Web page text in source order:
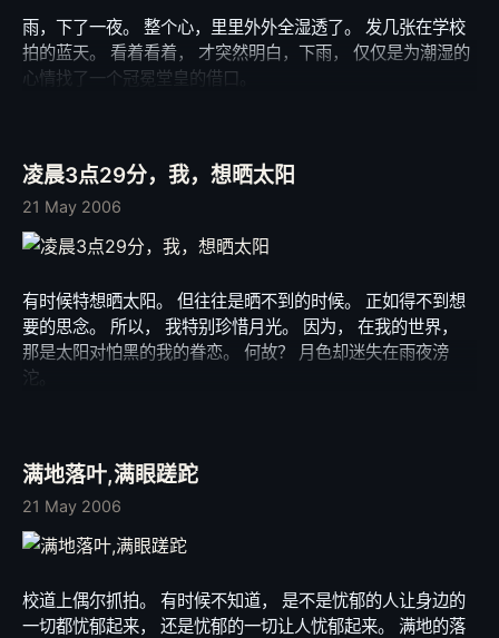
雨，下了一夜。 整个心，里里外外全湿透了。 发几张在学校
拍的蓝天。 看着看着， 才突然明白，下雨， 仅仅是为潮湿的
心情找了一个冠冕堂皇的借口。
凌晨3点29分，我，想晒太阳
21 May 2006
有时候特想晒太阳。 但往往是晒不到的时候。 正如得不到想
要的思念。 所以， 我特别珍惜月光。 因为， 在我的世界，
那是太阳对怕黑的我的眷恋。 何故？ 月色却迷失在雨夜滂
沱。
满地落叶,满眼蹉跎
21 May 2006
校道上偶尔抓拍。 有时候不知道， 是不是忧郁的人让身边的
一切都忧郁起来， 还是忧郁的一切让人忧郁起来。 满地的落